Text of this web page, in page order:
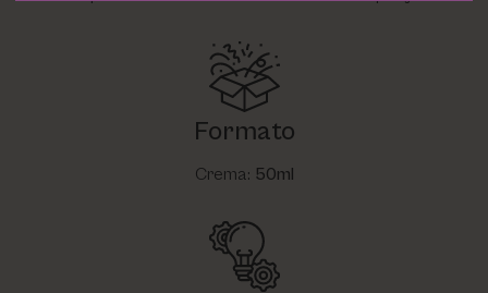
Formato
Crema: 50ml